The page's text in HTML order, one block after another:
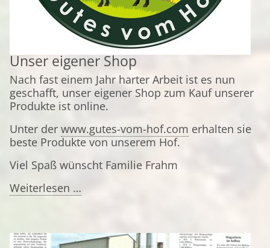
Unser eigener Shop
Nach fast einem Jahr harter Arbeit ist es nun
geschafft, unser eigener Shop zum Kauf unserer
Produkte ist online.
Unter der www.gutes-vom-hof.com erhalten sie
beste Produkte von unserem Hof.
Viel Spaß wünscht Familie Frahm
Weiterlesen …
eigener